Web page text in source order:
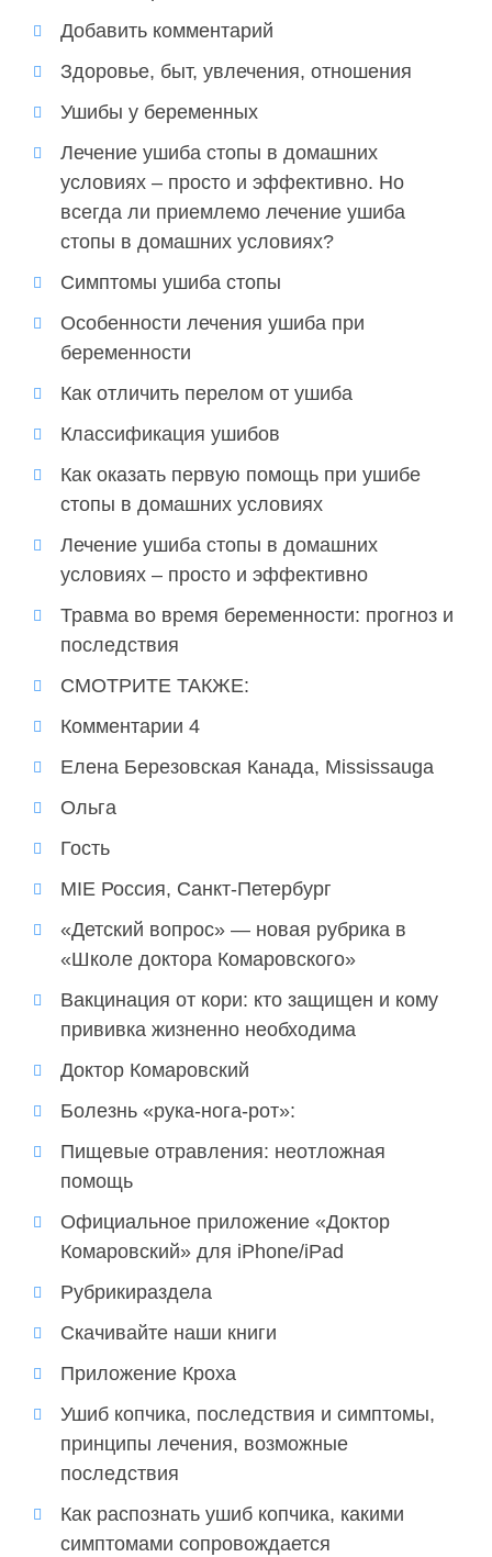
Добавить комментарий
Здоровье, быт, увлечения, отношения
Ушибы у беременных
Лечение ушиба стопы в домашних
условиях – просто и эффективно. Но
всегда ли приемлемо лечение ушиба
стопы в домашних условиях?
Симптомы ушиба стопы
Особенности лечения ушиба при
беременности
Как отличить перелом от ушиба
Классификация ушибов
Как оказать первую помощь при ушибе
стопы в домашних условиях
Лечение ушиба стопы в домашних
условиях – просто и эффективно
Травма во время беременности: прогноз и
последствия
СМОТРИТЕ ТАКЖЕ:
Комментарии 4
Елена Березовская Канада, Mississauga
Ольга
Гость
MIE Россия, Санкт-Петербург
«Детский вопрос» — новая рубрика в
«Школе доктора Комаровского»
Вакцинация от кори: кто защищен и кому
прививка жизненно необходима
Доктор Комаровский
Болезнь «рука-нога-рот»:
Пищевые отравления: неотложная
помощь
Официальное приложение «Доктор
Комаровский» для iPhone/iPad
Рубрикираздела
Скачивайте наши книги
Приложение Кроха
Ушиб копчика, последствия и симптомы,
принципы лечения, возможные
последствия
Как распознать ушиб копчика, какими
симптомами сопровождается